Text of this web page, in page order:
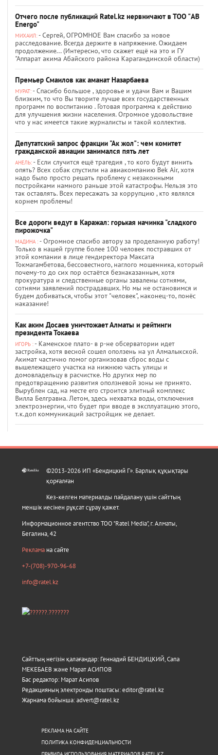
Отчего после публикаций Ratel.kz нервничают в ТОО "AB
Energo"
МИХАИЛ: - Сергей, ОГРОМНОЕ Вам спасибо за новое
расследование. Всегда держите в напряжение. Ожидаем
продолжение... (Интересно, что скажет ещё на это и ГУ
"Аппарат акима Абайского района Карагандинской области)
Премьер Смаилов как аманат Назарбаева
МУРАТ: - Спасибо большое , здоровье и удачи Вам и Вашим
близким, то что Вы творите лучше всех государственных
программ по воспитанию . Готовая программа к действию
для улучшения жизни населения. Огромное удовольствие
что у нас имеется такие журналисты и такой коллектив.
Депутатский запрос фракции "Ак жол": чем комитет
гражданской авиации занимался пять лет
АНЕЛЬ: - Если случится ещё трагедия , то кого будут винить
опять? Всех собак спустили на авиакомпанию Bek Air, хотя
надо было просто решать проблему с незаконными
постройками намного раньше этой катастрофы. Нельзя это
так оставлять. Всех пересажать за коррупцию , кто являлся
корнем проблемы!
Все дороги ведут в Каражал: горькая начинка "сладкого
пирожочка"
МАДИНА : - Огромное спасибо автору за проделанную работу!
Только в нашей группе более 100 человек постравших от
этой компании в лице гендиректора Максата
Токмагамбетова, бессовестного, наглого мошенника, который
почему-то до сих пор остаётся безнаказанным, хотя
прокуратура и следственные органы завалены сотнями,
сотнями заявлений пострадавших. Но мы не остановимся и
будем добиваться, чтобы этот "человек", наконец-то, понёс
наказание!
Как аким Досаев уничтожает Алматы и рейтинги
президента Токаева
ИГОРЬ : - Каменское плато- в р-не обсерватории идет
застройка, хотя весной сошел оползень на ул Алмалыкской.
Акимат частично помог организовав сброс воды с
вышележащего участка на нижнюю часть улицы и
домовладельцу в расчистке. Но других мер по
предотвращению развития оползневой зоны не принято.
Вырублен сад, на месте его строится элитный комплекс
Вилла Белгравиа. Летом, здесь нехватка воды, отключения
электроэнергии, что будет при вводе в эксплуатацию этого,
т.к.доп коммуникаций застройщик не делает.
©2013-2026 ИП «Бендицкий Г». Барлық құқықтары
қорғалған
Кез-келген материалды пайдалану үшін сайттың
меншік иесінен рұқсат сұрау қажет.
Информационное агентство ТОО "Ratel Media", г. Алматы,
Бегалина, 42
Реклама на сайте
+7-(708)-970-96-68
info@ratel.kz
Сайттың негізін қалағандар: Геннадий БЕНДИЦКИЙ, Сапа
МЕКЕБАЕВ және Марат АСИПОВ
Бас редактор: Марат Асипов
Редакцияның электронды поштасы: editor@ratel.kz
Жарнама бойынша: advert@ratel.kz
РЕКЛАМА НА САЙТЕ
ПОЛИТИКА КОНФИДЕНЦИАЛЬНОСТИ